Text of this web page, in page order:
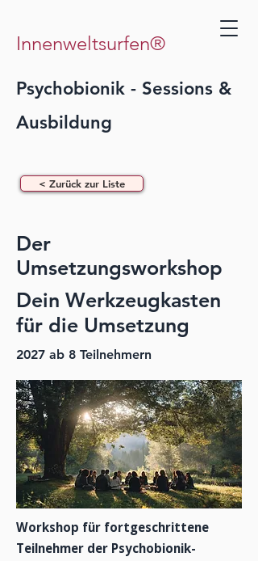
Innenweltsurfen®
Psychobionik - Sessions &
Ausbildung
< Zurück zur Liste
Der
Umsetzungsworkshop
Dein Werkzeugkasten
für die Umsetzung
2027 ab 8 Teilnehmern
Workshop für fortgeschrittene
Teilnehmer der Psychobionik-